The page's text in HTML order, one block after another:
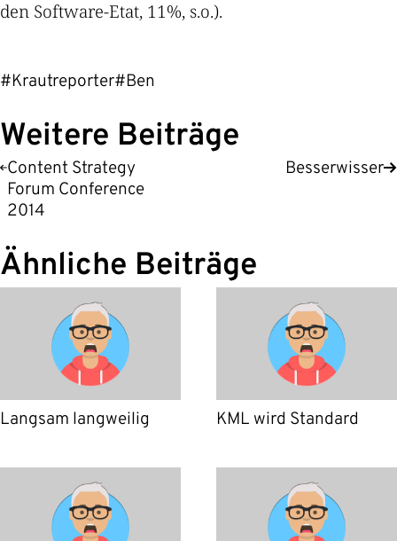
den Software-Etat, 11%, s.o.).
#Krautreporter#Ben
Weitere Beiträge
Content Strategy
Forum Conference
2014
Besserwisser
Ähnliche Beiträge
Langsam langweilig KML wird Standard